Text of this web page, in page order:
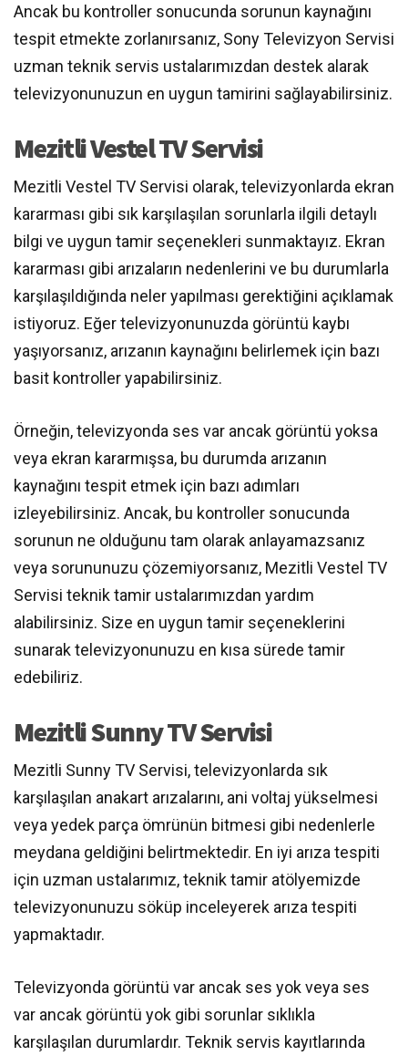
Ancak bu kontroller sonucunda sorunun kaynağını
tespit etmekte zorlanırsanız, Sony Televizyon Servisi
uzman teknik servis ustalarımızdan destek alarak
televizyonunuzun en uygun tamirini sağlayabilirsiniz.
Mezitli Vestel TV Servisi
Mezitli Vestel TV Servisi olarak, televizyonlarda ekran
kararması gibi sık karşılaşılan sorunlarla ilgili detaylı
bilgi ve uygun tamir seçenekleri sunmaktayız. Ekran
kararması gibi arızaların nedenlerini ve bu durumlarla
karşılaşıldığında neler yapılması gerektiğini açıklamak
istiyoruz. Eğer televizyonunuzda görüntü kaybı
yaşıyorsanız, arızanın kaynağını belirlemek için bazı
basit kontroller yapabilirsiniz.
Örneğin, televizyonda ses var ancak görüntü yoksa
veya ekran kararmışsa, bu durumda arızanın
kaynağını tespit etmek için bazı adımları
izleyebilirsiniz. Ancak, bu kontroller sonucunda
sorunun ne olduğunu tam olarak anlayamazsanız
veya sorununuzu çözemiyorsanız, Mezitli Vestel TV
Servisi teknik tamir ustalarımızdan yardım
alabilirsiniz. Size en uygun tamir seçeneklerini
sunarak televizyonunuzu en kısa sürede tamir
edebiliriz.
Mezitli Sunny TV Servisi
Mezitli Sunny TV Servisi, televizyonlarda sık
karşılaşılan anakart arızalarını, ani voltaj yükselmesi
veya yedek parça ömrünün bitmesi gibi nedenlerle
meydana geldiğini belirtmektedir. En iyi arıza tespiti
için uzman ustalarımız, teknik tamir atölyemizde
televizyonunuzu söküp inceleyerek arıza tespiti
yapmaktadır.
Televizyonda görüntü var ancak ses yok veya ses
var ancak görüntü yok gibi sorunlar sıklıkla
karşılaşılan durumlardır. Teknik servis kayıtlarında